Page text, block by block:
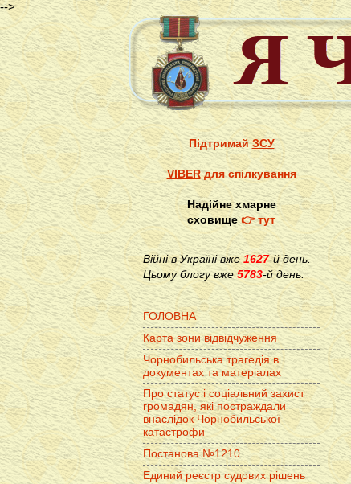
-->
ПідтримайЗСУ
VIBERдля спілкування
Надійне хмарне
сховище👉 тут
Війні в Україні вже1627-й день.
Цьому блогу вже 5783-й день.
ГОЛОВНА
Карта зони відвідчуження
Чорнобильська трагедія в
документах та матеріалах
Про статус і соціальний захист
громадян, які постраждали
внаслідок Чорнобильської
катастрофи
Постанова №1210
Единий реєстр судових рішень